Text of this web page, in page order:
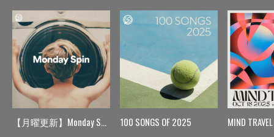
【月曜更新】Monday Spin 100 SONGS OF 2025 MIND TRAVEL